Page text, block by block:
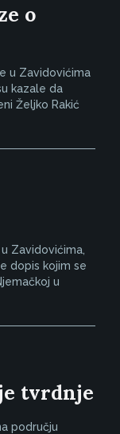
o
u Zavidovićima
kazale da
Željko Rakić
Zavidovićima,
dopis kojim se
u
tvrdnje
području